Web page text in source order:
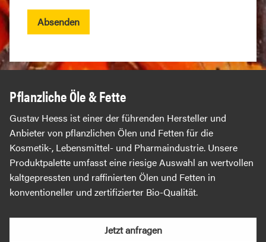
Absenden
Pflanzliche Öle & Fette
Gustav Heess ist einer der führenden Hersteller und
Anbieter von pflanzlichen Ölen und Fetten für die
Kosmetik-, Lebensmittel- und Pharmaindustrie. Unsere
Produktpalette umfasst eine riesige Auswahl an wertvollen
kaltgepressten und raffinierten Ölen und Fetten in
konventioneller und zertifizierter Bio-Qualität.
Jetzt anfragen